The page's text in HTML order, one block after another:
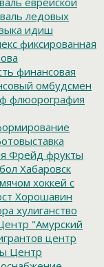
ледовых
идиш
фиксированная
финансовая
омбудсмен
флюорография
Фрейд фрукты
Хабаровск
хоккей с
Хорошавин
хулиганство
"Амурский
центр
Центр